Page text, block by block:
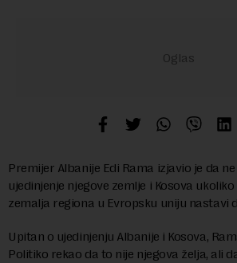
Premijer Albanije Edi Rama izjavio je da
ujedinjenje njegove zemlje i Kosova
zemalja regiona u Evropsku uniju nastavi
Upitan o ujedinjenju Albanije i Kosova,
Politiko rekao da to nije njegova želja, ali